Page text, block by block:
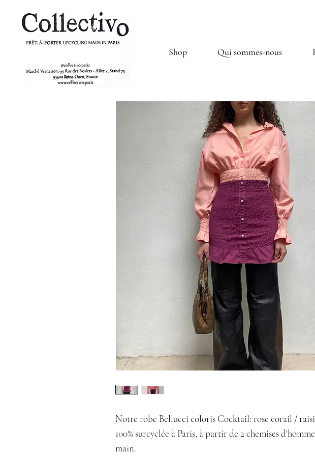
Shop Qui sommes-nous
Notre robe Bellucci coloris Cocktail: rose corail /
100% surcyclée à Paris, à partir de 2 chemises
main.